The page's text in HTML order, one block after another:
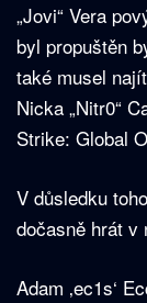
„Jovi“ Vera
byl propuštěn
také musel
Nicka „Nitr0“
Strike: Global
V důsledku
dočasně hrát
Adam ‚ec1s‘